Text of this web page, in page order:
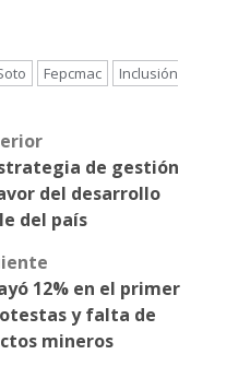
Fepcmac
Inclusión
de gestión
del desarrollo
del país
12% en el primer
y falta de
mineros